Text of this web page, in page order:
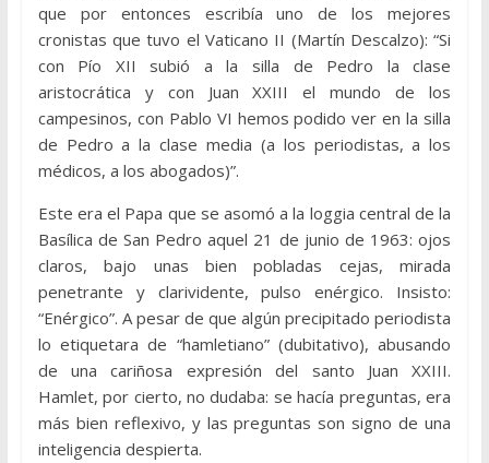
que por entonces escribía uno de los mejores
cronistas que tuvo el Vaticano II (Martín Descalzo): “Si
con Pío XII subió a la silla de Pedro la clase
aristocrática y con Juan XXIII el mundo de los
campesinos, con Pablo VI hemos podido ver en la silla
de Pedro a la clase media (a los periodistas, a los
médicos, a los abogados)”.
Este era el Papa que se asomó a la loggia central de la
Basílica de San Pedro aquel 21 de junio de 1963: ojos
claros, bajo unas bien pobladas cejas, mirada
penetrante y clarividente, pulso enérgico. Insisto:
“Enérgico”. A pesar de que algún precipitado periodista
lo etiquetara de “hamletiano” (dubitativo), abusando
de una cariñosa expresión del santo Juan XXIII.
Hamlet, por cierto, no dudaba: se hacía preguntas, era
más bien reflexivo, y las preguntas son signo de una
inteligencia despierta.